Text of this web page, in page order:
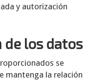
y autorización
de los datos
se
mantenga la relación